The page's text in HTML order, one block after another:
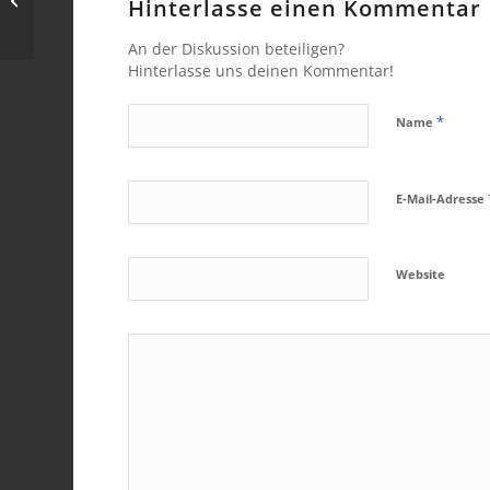
Hinterlasse einen Kommentar
An der Diskussion beteiligen?
Hinterlasse uns deinen Kommentar!
Name*
E-Mail-Adresse
Website